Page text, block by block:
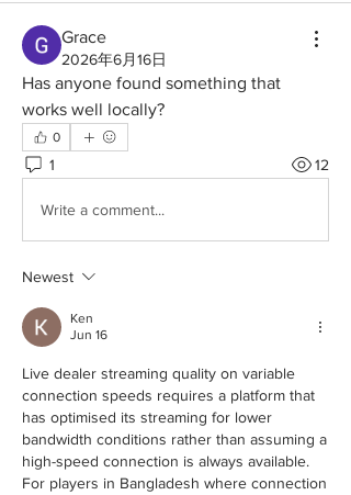
Grace
2026年6月16日
Has anyone found something that
works well locally?
0
1 12
Write a comment...
Newest
Ken
Jun 16
Live dealer streaming quality on variable
connection speeds requires a platform that
has optimised its streaming for lower
bandwidth conditions rather than assuming a
high-speed connection is always available.
For players in Bangladesh where connection